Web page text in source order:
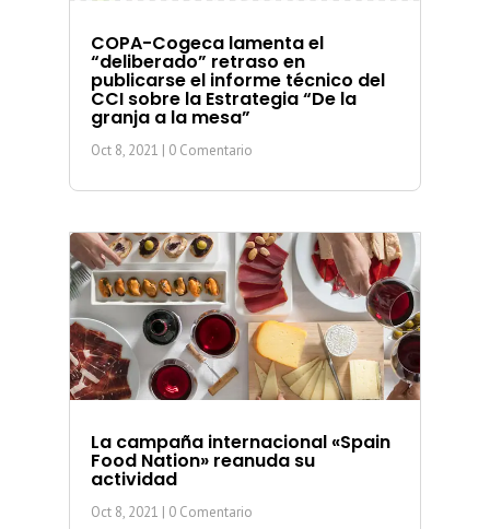
COPA-Cogeca lamenta el
“deliberado” retraso en
publicarse el informe técnico del
CCI sobre la Estrategia “De la
granja a la mesa”
Oct 8, 2021 | 0 Comentario
La campaña internacional «Spain
Food Nation» reanuda su
actividad
Oct 8, 2021 | 0 Comentario